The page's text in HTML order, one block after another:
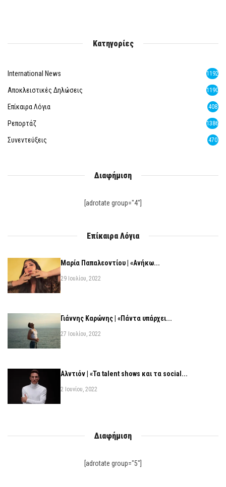
Κατηγορίες
International News 1192
Αποκλειστικές Δηλώσεις 1190
Επίκαιρα Λόγια 408
Ρεπορτάζ 1386
Συνεντεύξεις 470
Διαφήμιση
[adrotate group="4"]
Επίκαιρα Λόγια
Μαρία Παπαλεοντίου | «Ανήκω...
29 Ιουλίου, 2022
Γιάννης Καρώνης | «Πάντα υπάρχει...
27 Ιουλίου, 2022
Αλντιόν | «Τα talent shows και τα social...
2 Ιουνίου, 2022
Διαφήμιση
[adrotate group="5"]